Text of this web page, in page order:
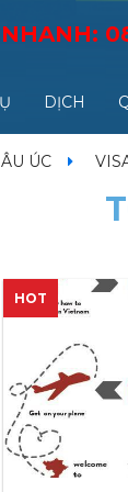
DỊCH
ÚC
HOT
HOT